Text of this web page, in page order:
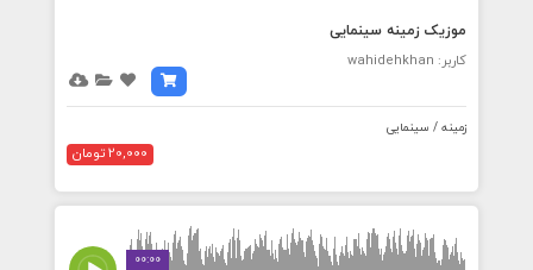
موزیک زمینه سینمایی
کاربر: wahidehkhan
زمینه / سینمایی
20,000 تومان
00:00